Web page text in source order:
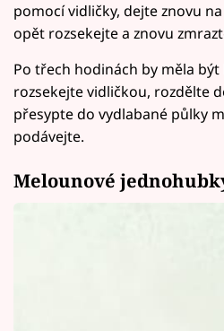
pomocí vidličky, dejte znovu
opět rozsekejte a znovu
Po třech hodinách by měla
rozsekejte vidličkou, rozdělte
přesypte do vydlabané půlky
podávejte.
Melounové